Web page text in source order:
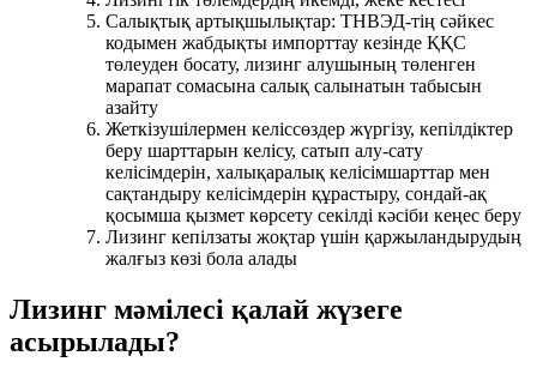
Салықтық артықшылықтар: ТНВЭД-тің сәйкес
кодымен жабдықты импорттау кезінде ҚҚС
төлеуден босату, лизинг алушының төленген
марапат сомасына салық салынатын табысын
азайту
Жеткізушілермен келіссөздер жүргізу, кепілдіктер
беру шарттарын келісу, сатып алу-сату
келісімдерін, халықаралық келісімшарттар мен
сақтандыру келісімдерін құрастыру, сондай-ақ
қосымша қызмет көрсету секілді кәсіби кеңес беру
Лизинг кепілзаты жоқтар үшін қаржыландырудың
жалғыз көзі бола алады
Лизинг мәмілесі қалай жүзеге
асырылады?